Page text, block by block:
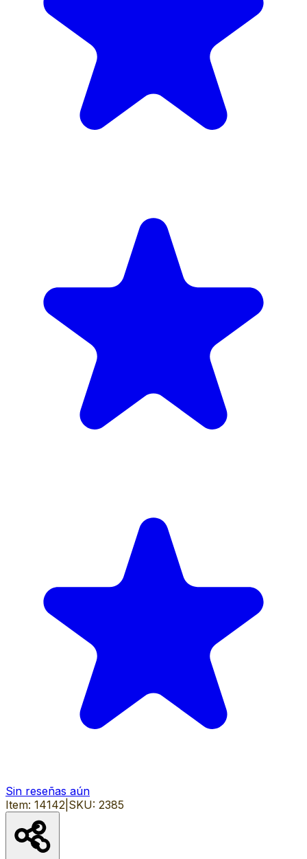
Sin reseñas aún
Item: 14142 SKU: 2385